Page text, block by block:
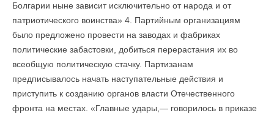
Болгарии ныне зависит исключительно от народа и от
патриотического воинства» 4. Партийным организациям
было предложено провести на заводах и фабриках
политические забастовки, добиться перерастания их во
всеобщую политическую стачку. Партизанам
предписывалось начать наступательные действия и
приступить к созданию органов власти Отечественного
фронта на местах. «Главные удары,— говорилось в приказе